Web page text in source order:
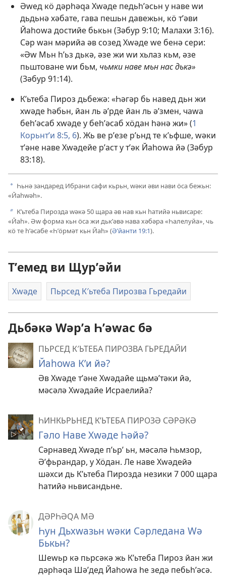
Әԝед кӧ дәрһәԛа Хԝәде педьһʹәсьн у наве ԝи
дьдьнә хәбате, гава пешьн давежьн, кӧ тʹәви
Йаһоԝа достийе бькьн (Зәбур 9:10; Малахи 3:16).
Сәр ԝан мәрийа әв созед Хԝәде ԝе бенә сери:
«Әԝ Мьн һʹьз дькә, әзе жи ԝи хьлаз кьм, әзе
пьштоване ԝи бьм, чьмки наве мьн нас дькә»
(Зәбур 91:14).
Кʹьтеба Пироз дьбежә: «Һәгәр бь навед дьн жи
хԝәде һәбьн, йан ль әʹрде йан ль әʹзмен, чаԝа
беһʹәсаб хԝәде у беһʹәсаб хӧдан һәнә жи» (1
Корьнтʹи 8:5, 6). Жь ве рʹезе рʹьнд те кʹьфше, ԝәки
тʹәне наве Хԝәдейе рʹаст у тʹәк Йаһоԝа йә (Зәбур
83:18).
a Һьнә зандаред Ибрани сафи кьрьн, ԝәки әви нави ӧса бежьн:
«Йаһԝәһ».
b Кʹьтеба Пирозда ԝәкә 50 щара әв нав кьн һатийә ньвисаре:
«Йаһ». Әԝ форма кьн ӧса жи дькʹәвә нава хәбәра «Һалелуйа», чь
кӧ те һʹәсабе «Һʹӧрмәт кьн Йаһ» (Әʹйанти 19:1).
Тʹемед ви Щурʹәйи
Хԝәде Пьрсед К′ьтеба Пирозва Гьредайи
Дьбәкә Wәрʹа Һʹәwас бә
ПЬРСЕД К′ЬТЕБА ПИРОЗВА ГЬРЕДАЙИ
Йаһоԝа Кʹи йә?
Әв Хԝәде тʹәне Хԝәдайе щьмәʹтәки йә,
мәсәлә Хԝәдайе Исраелийа?
ҺИНКЬРЬНЕД КʹЬТЕБА ПИРОЗӘ СӘРӘКӘ
Гәло Наве Хwәде Һәйә?
Сәрнавед Хwәде пʹьрʹ ьн, мәсәлә Һьмзор,
Әʹфьрандар, у Хöдан. Ле наве Хwәдейә
шәхси дь Кʹьтеба Пирозда незики 7 000 щара
һатийә ньвисандьне.
ДӘРҺӘԚА МӘ
Һун Дьхԝазьн ԝәки Сәрледана Ԝә
Бькьн?
Шеԝьр кә пьрсәкә жь Кʹьтеба Пироз йан жи
дәрһәԛа Шәʹдед Йаһоԝа һе зедә пебьһʹәсә.